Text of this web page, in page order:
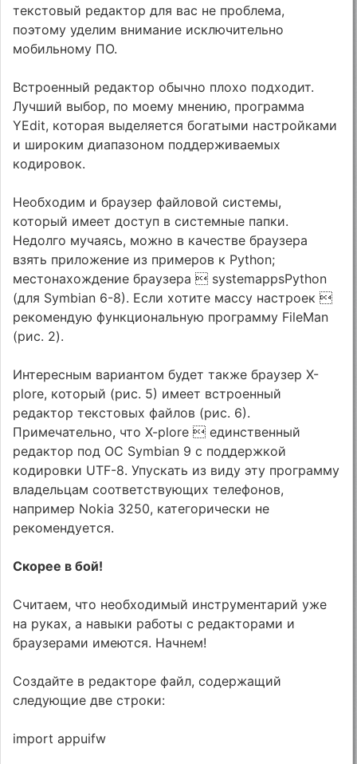
текстовый редактор для вас не проблема,
поэтому уделим внимание исключительно
мобильному ПО.
Встроенный редактор обычно плохо подходит.
Лучший выбор, по моему мнению, программа
YEdit, которая выделяется богатыми настройками
и широким диапазоном поддерживаемых
кодировок.
Необходим и браузер файловой системы,
который имеет доступ в системные папки.
Недолго мучаясь, можно в качестве браузера
взять приложение из примеров к Python;
местонахождение браузера  systemappsPython
(для Symbian 6-8). Если хотите массу настроек 
рекомендую функциональную программу FileMan
(рис. 2).
Интересным вариантом будет также браузер X-
plore, который (рис. 5) имеет встроенный
редактор текстовых файлов (рис. 6).
Примечательно, что X-plore  единственный
редактор под ОС Symbian 9 с поддержкой
кодировки UTF-8. Упускать из виду эту программу
владельцам соответствующих телефонов,
например Nokia 3250, категорически не
рекомендуется.
Скорее в бой!
Считаем, что необходимый инструментарий уже
на руках, а навыки работы с редакторами и
браузерами имеются. Начнем!
Создайте в редакторе файл, содержащий
следующие две строки:
import appuifw